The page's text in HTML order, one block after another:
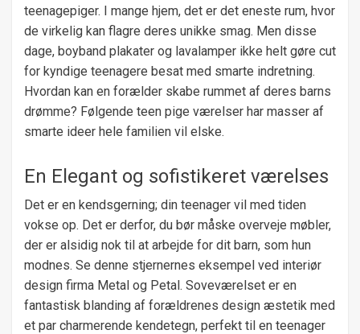
teenagepiger. I mange hjem, det er det eneste rum, hvor
de virkelig kan flagre deres unikke smag. Men disse
dage, boyband plakater og lavalamper ikke helt gøre cut
for kyndige teenagere besat med smarte indretning.
Hvordan kan en forælder skabe rummet af deres barns
drømme? Følgende teen pige værelser har masser af
smarte ideer hele familien vil elske.
En Elegant og sofistikeret værelses
Det er en kendsgerning; din teenager vil med tiden
vokse op. Det er derfor, du bør måske overveje møbler,
der er alsidig nok til at arbejde for dit barn, som hun
modnes. Se denne stjernernes eksempel ved interiør
design firma Metal og Petal. Soveværelset er en
fantastisk blanding af forældrenes design æstetik med
et par charmerende kendetegn, perfekt til en teenager